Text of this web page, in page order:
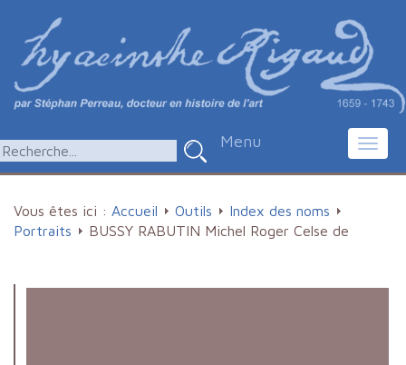
Menu
Vous êtes ici : Accueil Outils
Index des noms
Portraits
BUSSY RABUTIN Michel Roger Celse de